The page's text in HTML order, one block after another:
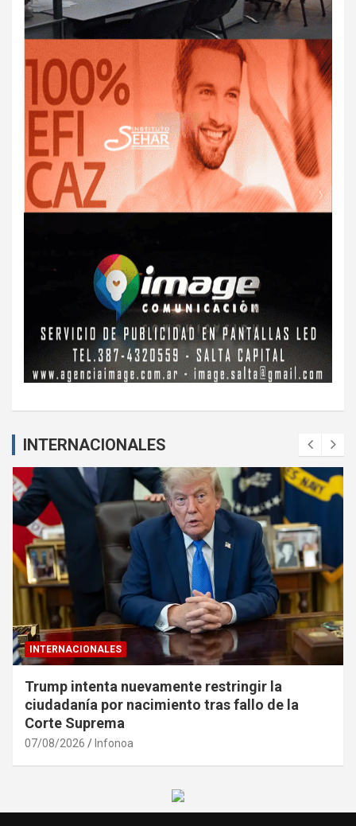
INTERNACIONALES
INTERNACIONALES
Trump intenta nuevamente restringir la
ciudadanía por nacimiento tras fallo de la
Corte Suprema
07/08/2026 Infonoa